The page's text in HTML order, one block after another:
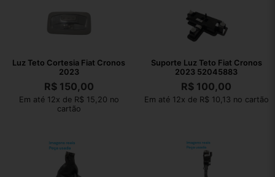
Luz Teto Cortesia Fiat Cronos
2023
R$150,00
Em até 12x de R$ 15,20 no
cartão
Suporte Luz Teto Fiat Cronos
2023 52045883
R$ 100,00
Em até 12x de R$ 10,13 no cartão